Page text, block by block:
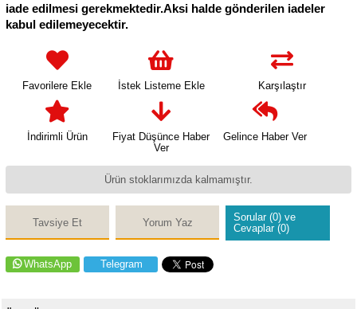
iade edilmesi gerekmektedir.Aksi halde gönderilen iadeler
kabul edilemeyecektir.
Favorilere Ekle İstek Listeme Ekle Karşılaştır
İndirimli Ürün
Fiyat Düşünce Haber
Ver
Gelince Haber Ver
Ürün stoklarımızda kalmamıştır.
Tavsiye Et Yorum Yaz
Sorular (0) ve
Cevaplar (0)
WhatsApp Telegram